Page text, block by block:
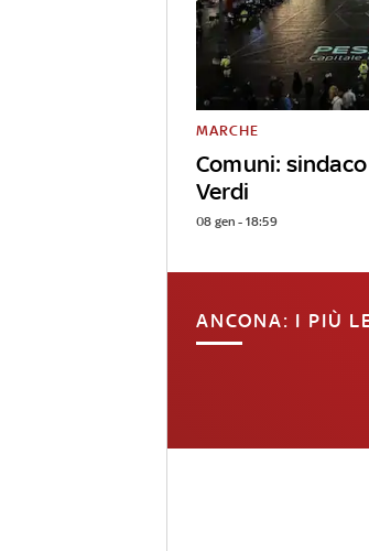
Comuni:
Verdi
MARCHE
08 gen - 18:59
ANCONA: I PIÙ